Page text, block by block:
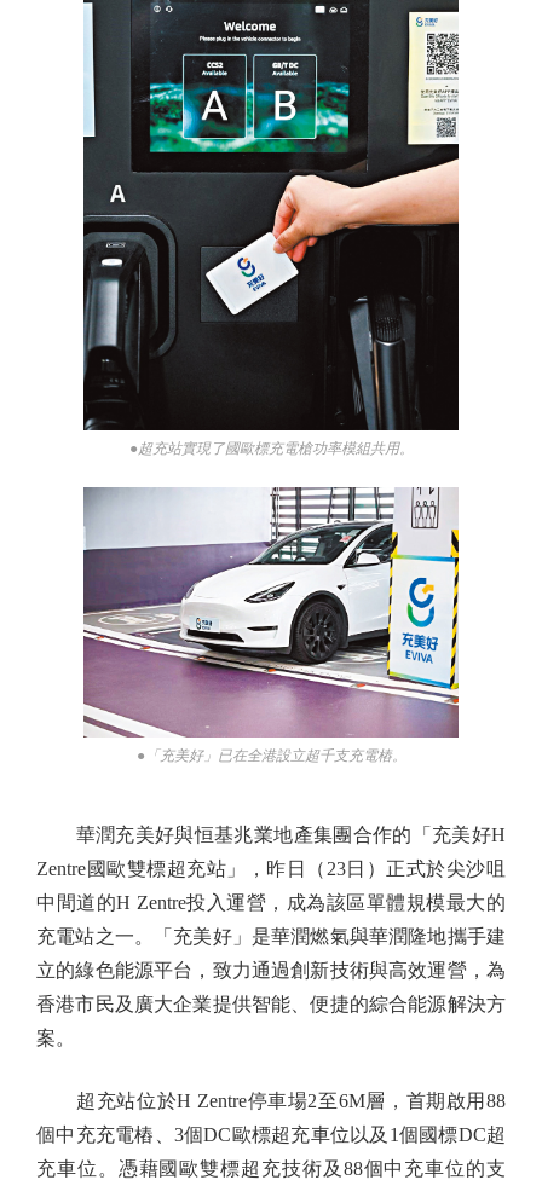
●超充站實現了國歐標充電槍功率模組共用。
●「充美好」已在全港設立超千支充電樁。
華潤充美好與恒基兆業地產集團合作的「充美好H
Zentre國歐雙標超充站」，昨日（23日）正式於尖沙咀
中間道的H Zentre投入運營，成為該區單體規模最大的
充電站之一。「充美好」是華潤燃氣與華潤隆地攜手建
立的綠色能源平台，致力通過創新技術與高效運營，為
香港市民及廣大企業提供智能、便捷的綜合能源解決方
案。
超充站位於H Zentre停車場2至6M層，首期啟用88
個中充充電樁、3個DC歐標超充車位以及1個國標DC超
充車位。憑藉國歐雙標超充技術及88個中充車位的支